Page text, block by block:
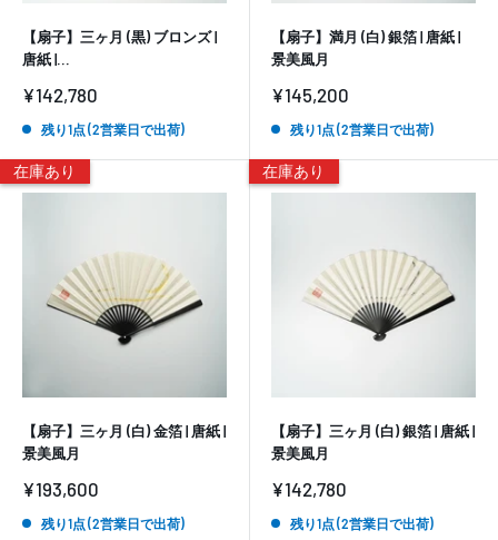
【扇子】三ヶ月 (黒) ブロンズ |
唐紙 |...
販
価
¥142,780
残り1点 (2営業日で出荷)
【扇子】満月 (白) 銀箔 | 唐紙 |
景美風月
販
価
¥145,200
残り1点 (2営業日で出荷)
在庫あり
【扇子】三ヶ月 (白) 金箔 | 唐紙 |
景美風月
販
価
¥193,600
残り1点 (2営業日で出荷)
在庫あり
【扇子】三ヶ月 (白) 銀箔 | 唐紙 |
景美風月
販
価
¥142,780
残り1点 (2営業日で出荷)